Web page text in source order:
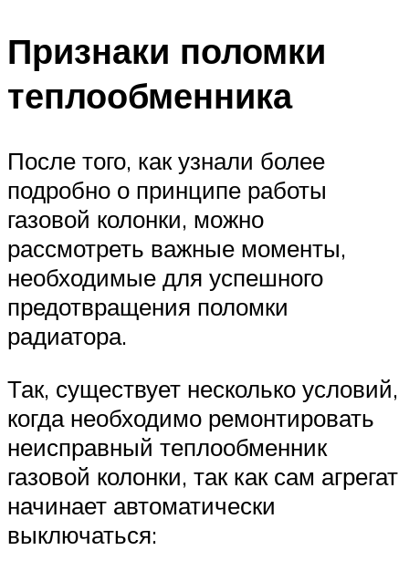
Признаки поломки
теплообменника
После того, как узнали более
подробно о принципе работы
газовой колонки, можно
рассмотреть важные моменты,
необходимые для успешного
предотвращения поломки
радиатора.
Так, существует несколько условий,
когда необходимо ремонтировать
неисправный теплообменник
газовой колонки, так как сам агрегат
начинает автоматически
выключаться: